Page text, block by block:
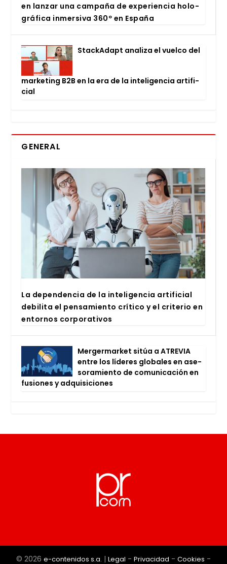
en lan­zar una cam­pa­ña de expe­rien­cia holo­
grá­fi­ca inmer­si­va 360º en Espa­ña
Stac­kA­dapt ana­li­za el vuel­co del
mar­ke­ting B2B en la era de la inte­li­gen­cia arti­fi­
cial
GENERAL
La depen­den­cia de la inte­li­gen­cia arti­fi­cial
debi­li­ta el pen­sa­mien­to crí­ti­co y el cri­te­rio en
entor­nos cor­po­ra­ti­vos
Mer­ger­mar­ket sitúa a ATRE­VIA
entre los líde­res glo­ba­les en ase­
so­ra­mien­to de comu­ni­ca­ción en
fusio­nes y adqui­si­cio­nes
© 2026 e-contenidos s.a. | Legal - Privacidad - Cookies -